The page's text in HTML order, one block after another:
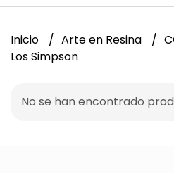
Inicio Arte en Resina
Los Simpson
No se han encontrado